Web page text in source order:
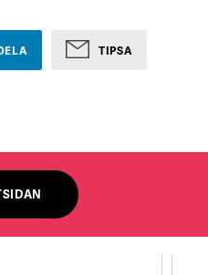
TIPSA